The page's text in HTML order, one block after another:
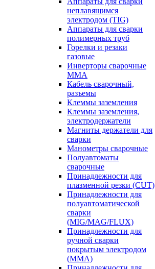
неплавящимся
электродом (TIG)
Аппараты для сварки
полимерных труб
Горелки и резаки
газовые
Инверторы сварочные
ММА
Кабель сварочный,
разъемы
Клеммы заземления
Клеммы заземления,
электродержатели
Магниты держатели для
сварки
Манометры сварочные
Полуавтоматы
сварочные
Принадлежности для
плазменной резки (CUT)
Принадлежности для
полуавтоматической
сварки
(MIG/MAG/FLUX)
Принадлежности для
ручной сварки
покрытым электродом
(MMA)